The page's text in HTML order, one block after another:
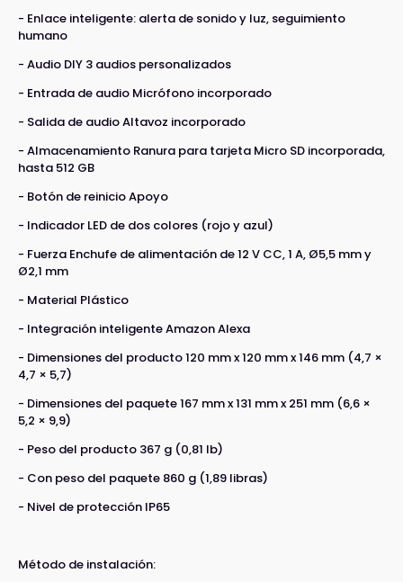
- Enlace inteligente: alerta de sonido y luz, seguimiento
humano
- Audio DIY 3 audios personalizados
- Entrada de audio Micrófono incorporado
- Salida de audio Altavoz incorporado
- Almacenamiento Ranura para tarjeta Micro SD incorporada,
hasta 512 GB
- Botón de reinicio Apoyo
- Indicador LED de dos colores (rojo y azul)
- Fuerza Enchufe de alimentación de 12 V CC, 1 A, Ø5,5 mm y
Ø2,1 mm
- Material Plástico
- Integración inteligente Amazon Alexa
- Dimensiones del producto 120 mm x 120 mm x 146 mm (4,7 ×
4,7 × 5,7)
- Dimensiones del paquete 167 mm x 131 mm x 251 mm (6,6 ×
5,2 × 9,9)
- Peso del producto 367 g (0,81 lb)
- Con peso del paquete 860 g (1,89 libras)
- Nivel de protección IP65
Método de instalación: